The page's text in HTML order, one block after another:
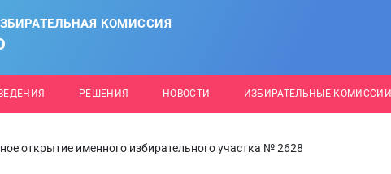
КОМИССИЯ
РЕШЕНИЯ НОВОСТИ ИЗБИРАТЕЛЬНЫЕ КОМИССИИ
открытие именного избирательного участка № 2628